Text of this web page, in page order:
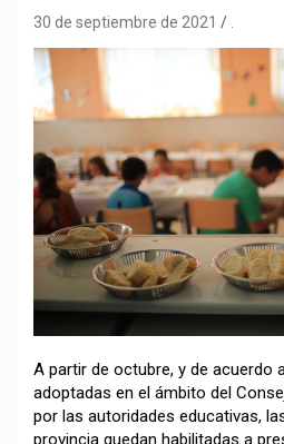
30 de septiembre de 2021
A partir de octubre, y de acuerdo
adoptadas en el ámbito del
por las autoridades educativas,
provincia quedan habilitadas a